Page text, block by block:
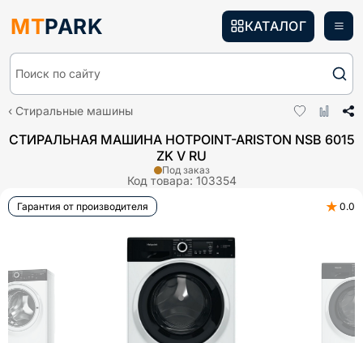
MTPARK
Поиск по сайту
КАТАЛОГ
Стиральные машины
СТИРАЛЬНАЯ МАШИНА HOTPOINT-ARISTON NSB 6015
ZK V RU
Код товара: 103354
Под заказ
Гарантия от производителя ★ 0.0